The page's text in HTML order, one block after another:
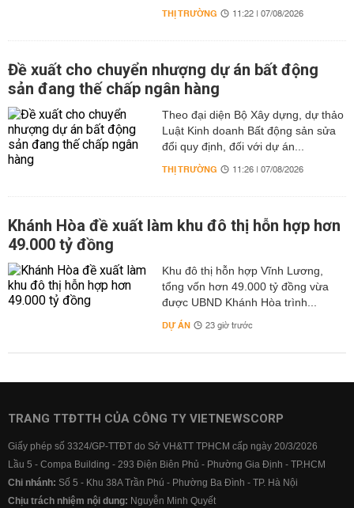
THỊ TRƯỜNG 11:22 | 07/08/2026
Đề xuất cho chuyển nhượng dự án bất động
sản đang thế chấp ngân hàng
Theo đại diện Bộ Xây dựng, dự thảo
Luật Kinh doanh Bất động sản sửa
đổi quy định, đối với dự án...
THỊ TRƯỜNG 11:26 | 07/08/2026
Khánh Hòa đề xuất làm khu đô thị hỗn hợp hơn
49.000 tỷ đồng
Khu đô thị hỗn hợp Vĩnh Lương,
tổng vốn hơn 49.000 tỷ đồng vừa
được UBND Khánh Hòa trình...
DỰ ÁN 23 giờ trước
TRANG TTĐTTH CỦA CÔNG TY VIETNEWSCORP
Giấy phép số 3324/GP-TTĐT do Sở VH&TT TPHCM cấp ngày 20/3/2026
Lầu 5 - Compa Building - 293 Điện Biên Phủ - Phường Gia Định - TP.HCM
Chi nhánh: Số 5 - Khu 38A Trần Phú - Phường Ba Đình - TP. Hà Nội
Chịu trách nhiệm nội dung: Nguyễn Minh Quyết